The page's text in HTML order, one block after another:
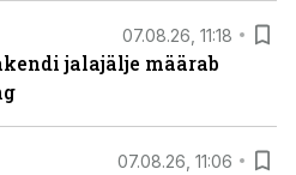
07.08.26, 11:18
jalajälje määrab
07.08.26, 11:06